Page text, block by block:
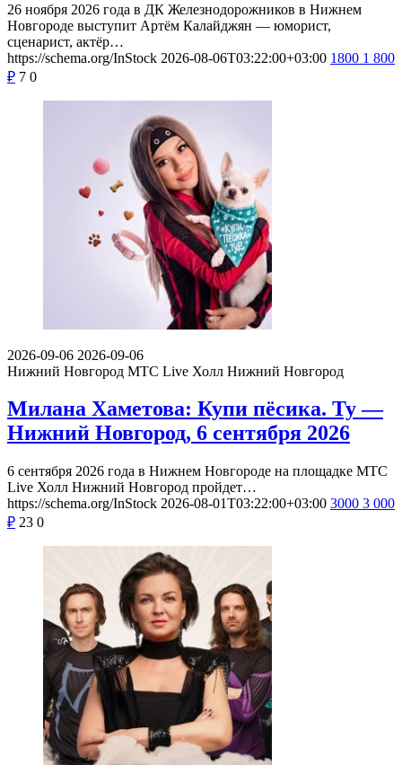
26 ноября 2026 года в ДК Железнодорожников в Нижнем
Новгороде выступит Артём Калайджян — юморист,
сценарист, актёр…
https://schema.org/InStock 2026-08-06T03:22:00+03:00 1800 1 800
₽ 7 0
2026-09-06 2026-09-06
Нижний Новгород МТС Live Холл Нижний Новгород
Милана Хаметова: Купи пёсика. Ту —
Нижний Новгород, 6 сентября 2026
6 сентября 2026 года в Нижнем Новгороде на площадке МТС
Live Холл Нижний Новгород пройдет…
https://schema.org/InStock 2026-08-01T03:22:00+03:00 3000 3 000
₽ 23 0